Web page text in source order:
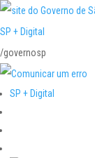
SP + Digital
/governosp
SP + Digital